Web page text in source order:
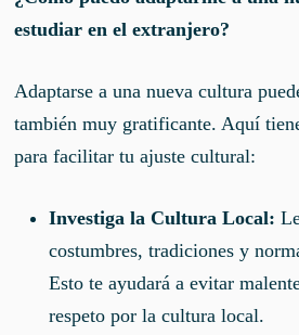
estudiar en el extranjero?
Adaptarse a una nueva cultura
también muy gratificante. Aquí
para facilitar tu ajuste cultural:
Investiga la Cultura Local:
costumbres, tradiciones y
Esto te ayudará a evitar
respeto por la cultura local.